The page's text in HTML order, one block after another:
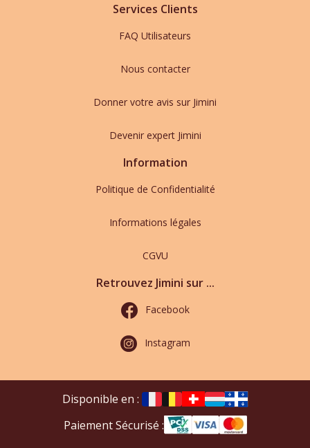
Services Clients
FAQ Utilisateurs
Nous contacter
Donner votre avis sur Jimini
Devenir expert Jimini
Information
Politique de Confidentialité
Informations légales
CGVU
Retrouvez Jimini sur ...
Facebook
Instagram
Disponible en :
Paiement Sécurisé :